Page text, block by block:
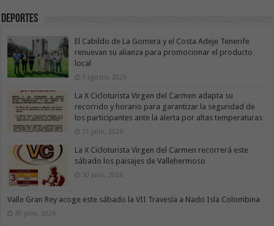
Deportes
El Cabildo de La Gomera y el Costa Adeje Tenerife
renuevan su alianza para promocionar el producto
local
3 agosto, 2026
La X Cicloturista Virgen del Carmen adapta su
recorrido y horario para garantizar la seguridad de
los participantes ante la alerta por altas temperaturas
31 julio, 2026
La X Cicloturista Virgen del Carmen recorrerá este
sábado los paisajes de Vallehermoso
30 julio, 2026
Valle Gran Rey acoge este sábado la VII Travesía a Nado Isla Colombina
30 julio, 2026